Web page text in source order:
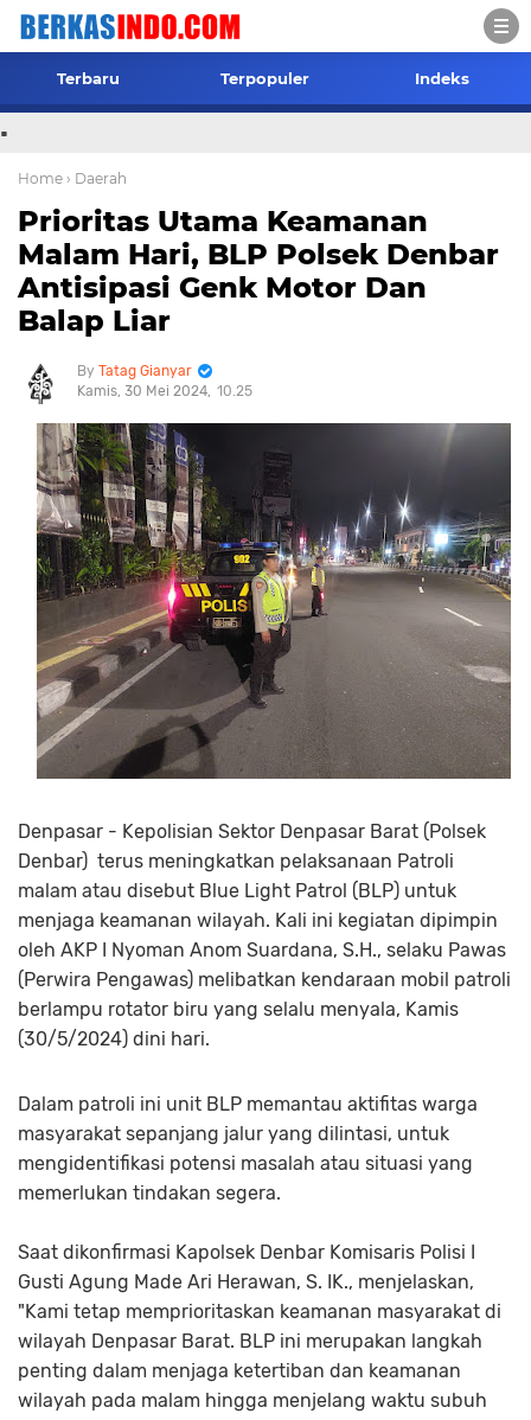
Terbaru Terpopuler Indeks
.
Home › Daerah
Prioritas Utama Keamanan
Malam Hari, BLP Polsek Denbar
Antisipasi Genk Motor Dan
Balap Liar
Tatag Gianyar
Kamis, 30 Mei 2024 10.25
Denpasar - Kepolisian Sektor Denpasar Barat (Polsek
Denbar) terus meningkatkan pelaksanaan Patroli
malam atau disebut Blue Light Patrol (BLP) untuk
menjaga keamanan wilayah. Kali ini kegiatan dipimpin
oleh AKP I Nyoman Anom Suardana, S.H., selaku Pawas
(Perwira Pengawas) melibatkan kendaraan mobil patroli
berlampu rotator biru yang selalu menyala, Kamis
(30/5/2024) dini hari.
Dalam patroli ini unit BLP memantau aktifitas warga
masyarakat sepanjang jalur yang dilintasi, untuk
mengidentifikasi potensi masalah atau situasi yang
memerlukan tindakan segera.
Saat dikonfirmasi Kapolsek Denbar Komisaris Polisi I
Gusti Agung Made Ari Herawan, S. IK., menjelaskan,
"Kami tetap memprioritaskan keamanan masyarakat di
wilayah Denpasar Barat. BLP ini merupakan langkah
penting dalam menjaga ketertiban dan keamanan
wilayah pada malam hingga menjelang waktu subuh